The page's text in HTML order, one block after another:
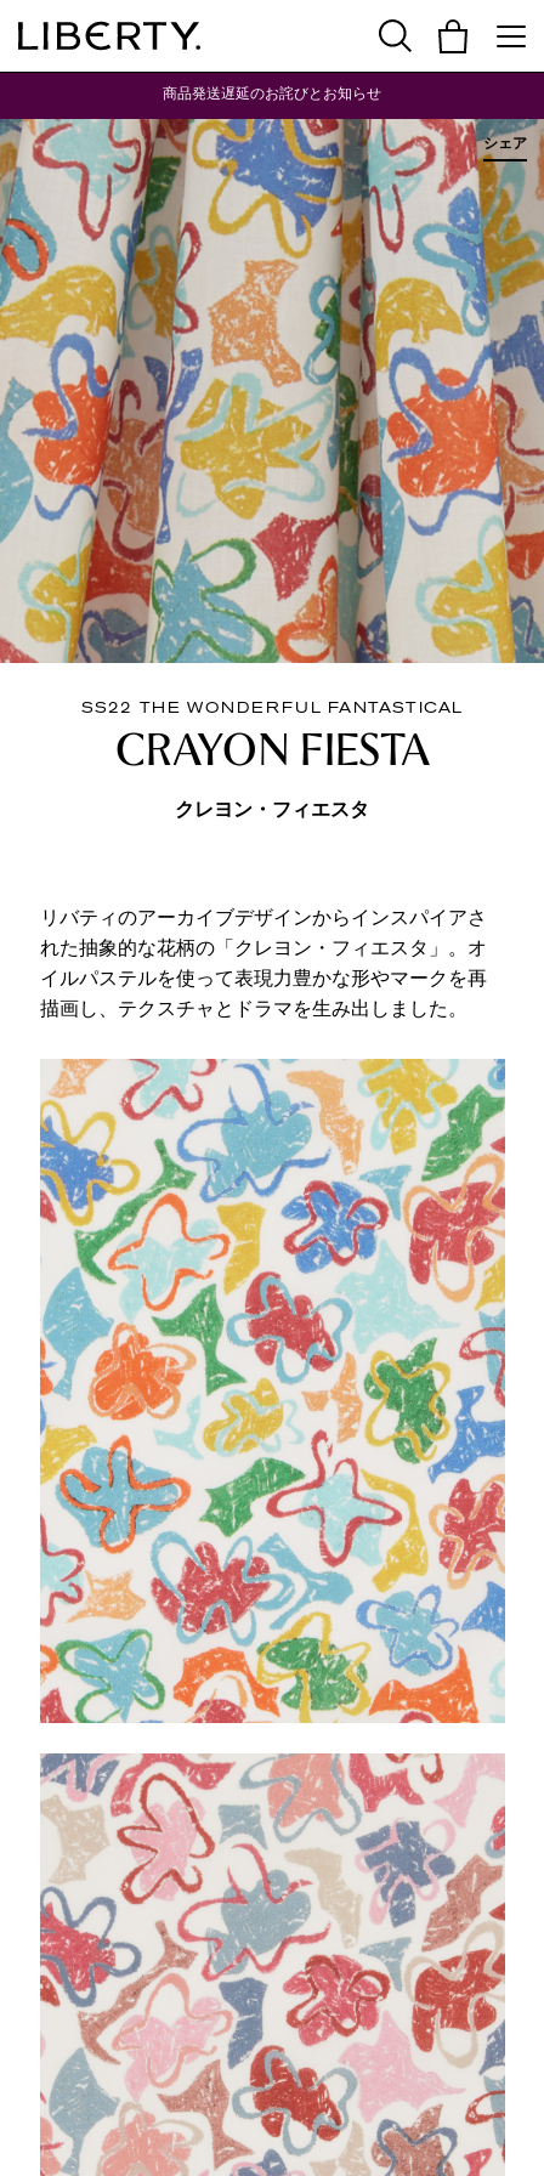
商品発送遅延のお詫びとお知らせ
シェア
SS22 THE WONDERFUL FANTASTICAL
CRAYON FIESTA
クレヨン・フィエスタ
リバティのアーカイブデザインからインスパイアさ
れた抽象的な花柄の「クレヨン・フィエスタ」。オ
イルパステルを使って表現力豊かな形やマークを再
描画し、テクスチャとドラマを生み出しました。